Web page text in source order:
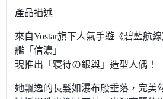
產品描述
來自Yostar旗下人氣手遊《碧藍航
艦「信濃」
現推出「寝待の銀輿」造型人偶！
她飄逸的長髮如瀑布般垂落，完美